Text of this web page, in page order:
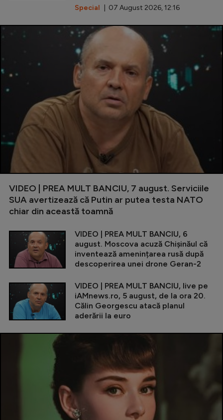
Special | 07 August 2026, 12:16
VIDEO | PREA MULT BANCIU, 7 august. Serviciile
SUA avertizează că Putin ar putea testa NATO
chiar din această toamnă
VIDEO | PREA MULT BANCIU, 6
august. Moscova acuză Chișinăul că
inventează amenințarea rusă după
descoperirea unei drone Geran-2
VIDEO | PREA MULT BANCIU, live pe
iAMnews.ro, 5 august, de la ora 20.
Călin Georgescu atacă planul
aderării la euro